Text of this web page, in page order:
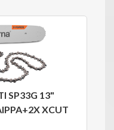
SP33G 13"
XCUT